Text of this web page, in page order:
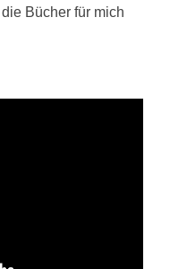
Bücher für mich